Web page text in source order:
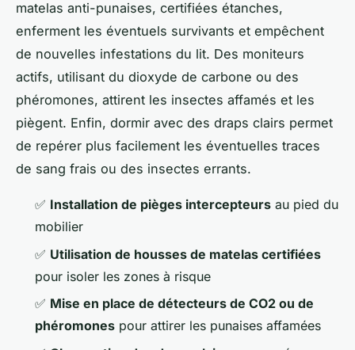
matelas anti-punaises, certifiées étanches,
enferment les éventuels survivants et empêchent
de nouvelles infestations du lit. Des moniteurs
actifs, utilisant du dioxyde de carbone ou des
phéromones, attirent les insectes affamés et les
piègent. Enfin, dormir avec des draps clairs permet
de repérer plus facilement les éventuelles traces
de sang frais ou des insectes errants.
✅ Installation de pièges intercepteurs au pied du
mobilier
✅ Utilisation de housses de matelas certifiées
pour isoler les zones à risque
✅ Mise en place de détecteurs de CO2 ou de
phéromones pour attirer les punaises affamées